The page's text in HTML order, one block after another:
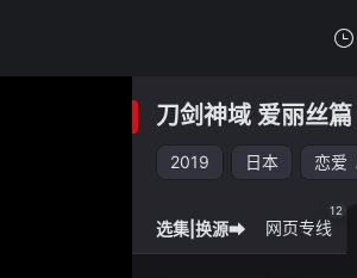
我的观影记录
刀剑神域 爱丽丝篇 异界战争
刀剑神域 爱丽丝
2019 日本 恋爱
选集|换源➡ 网页专线
12